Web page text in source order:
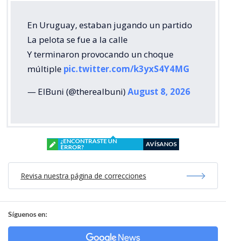
En Uruguay, estaban jugando un partido
La pelota se fue a la calle
Y terminaron provocando un choque
múltiple pic.twitter.com/k3yxS4Y4MG
— ElBuni (@therealbuni)August 8, 2026
¿ENCONTRASTE UN
ERROR?
AVÍSANOS
Revisa nuestra página de correcciones
Síguenos en: